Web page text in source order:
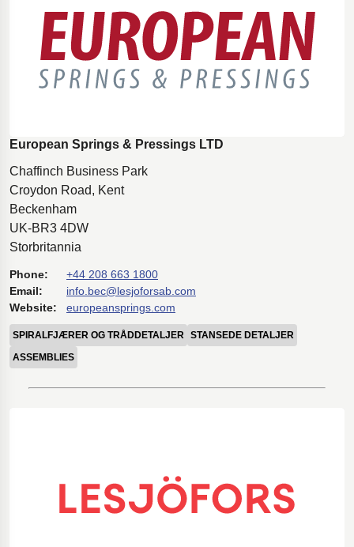
European Springs & Pressings LTD
Chaffinch Business Park
Croydon Road, Kent
Beckenham
UK-BR3 4DW
Storbritannia
Phone:
+44 208 663 1800
Email:
info.bec@lesjoforsab.com
Website:
europeansprings.com
SPIRALFJÆRER OG TRÅDDETALJER STANSEDE DETALJER
ASSEMBLIES